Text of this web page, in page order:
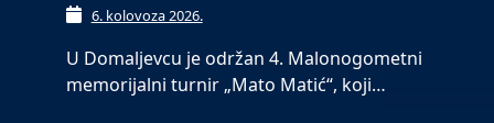
6. kolovoza 2026.
U Domaljevcu je održan 4. Malonogometni
memorijalni turnir „Mato Matić“, koji…